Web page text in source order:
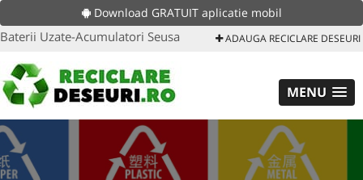
Download GRATUIT aplicatie mobil
Baterii Uzate-Acumulatori Seusa ADAUGA RECICLARE DESEURI
MENU